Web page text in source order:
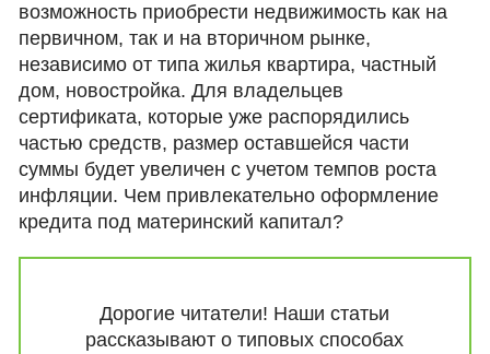
возможность приобрести недвижимость как на
первичном, так и на вторичном рынке,
независимо от типа жилья квартира, частный
дом, новостройка. Для владельцев
сертификата, которые уже распорядились
частью средств, размер оставшейся части
суммы будет увеличен с учетом темпов роста
инфляции. Чем привлекательно оформление
кредита под материнский капитал?
Дорогие читатели! Наши статьи
рассказывают о типовых способах